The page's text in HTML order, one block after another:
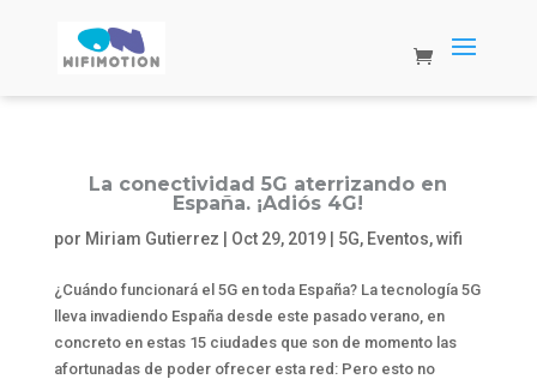
La conectividad 5G aterrizando en
España. ¡Adiós 4G!
por Miriam Gutierrez Oct 29, 2019| 5G, Eventos,wifi
¿Cuándo funcionará el 5G en toda España? La tecnología 5G
lleva invadiendo España desde este pasado verano, en
concreto en estas 15 ciudades que son de momento las
afortunadas de poder ofrecer esta red: Pero esto no